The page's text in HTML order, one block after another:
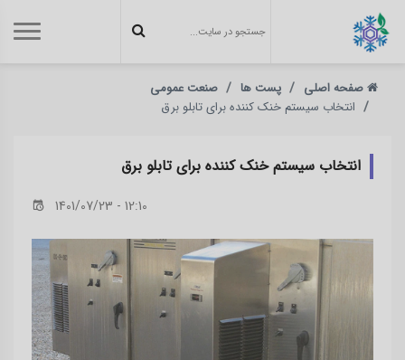
صفحه اصلی پست ها
صنعت عمومی
انتخاب سیستم خنک کننده برای تابلو برق
انتخاب سیستم خنک کننده برای تابلو برق
1401/07/23 - 12:10